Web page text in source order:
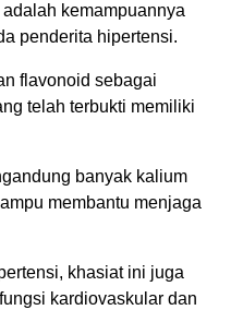
kemampuannya
penderita hipertensi.
flavonoid sebagai
telah terbukti memiliki
banyak kalium
membantu menjaga
khasiat ini juga
kardiovaskular dan